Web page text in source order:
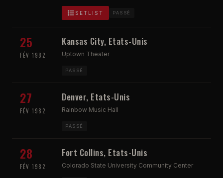
SETLIST PASSÉ
25
FÉV 1982
Kansas City, Etats-Unis
Uptown Theater
PASSÉ
27
FÉV 1982
Denver, Etats-Unis
Rainbow Music Hall
PASSÉ
28
FÉV 1982
Fort Collins, Etats-Unis
Colorado State University Community Center